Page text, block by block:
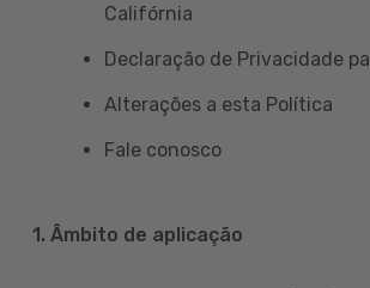
Califórnia
Declaração de Privacidade
Alterações a esta Política
Fale conosco
1. Âmbito de aplicação